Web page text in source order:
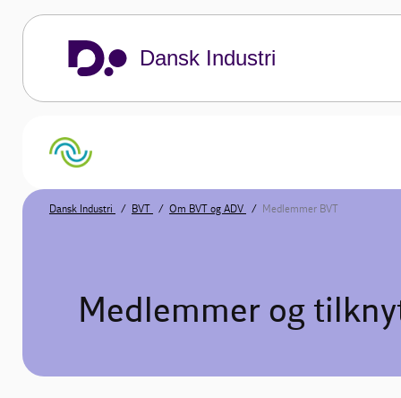
Dansk Industri
Dansk Industri BVT Om BVT og ADV Medlemmer BVT
Medlemmer og